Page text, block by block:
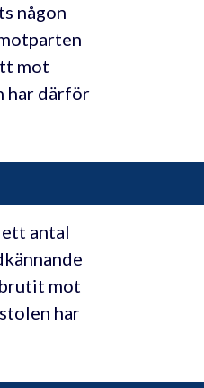
någon
mot
har därför
ett antal
mot
har